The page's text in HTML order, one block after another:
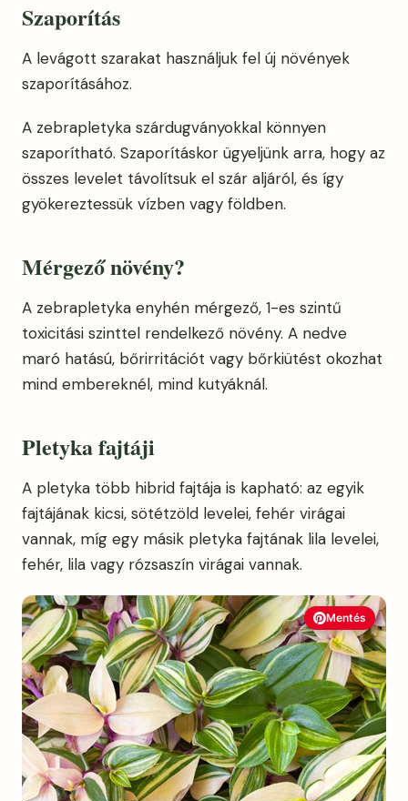
Szaporítás
A levágott szarakat használjuk fel új növények
szaporításához.
A zebrapletyka szárdugványokkal könnyen
szaporítható. Szaporításkor ügyeljünk arra, hogy az
összes levelet távolítsuk el szár aljáról, és így
gyökereztessük vízben vagy földben.
Mérgező növény?
A zebrapletyka enyhén mérgező, 1-es szintű
toxicitási szinttel rendelkező növény. A nedve
maró hatású, bőrirritációt vagy bőrkiütést okozhat
mind embereknél, mind kutyáknál.
Pletyka fajtáji
A pletyka több hibrid fajtája is kapható: az egyik
fajtájának kicsi, sötétzöld levelei, fehér virágai
vannak, míg egy másik pletyka fajtának lila levelei,
fehér, lila vagy rózsaszín virágai vannak.
Mentés